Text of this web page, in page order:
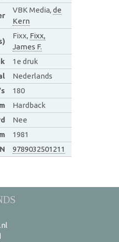
VBK Media, de
Kern
Fixx, Fixx,
James F.
1e druk
Nederlands
180
Hardback
Nee
1981
9789032501211